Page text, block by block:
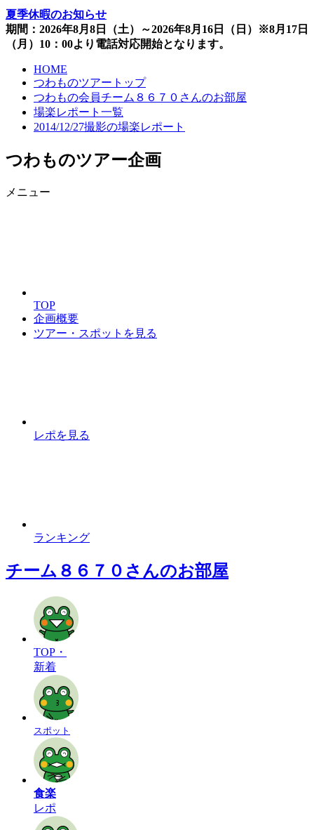
夏季休暇のお知らせ
期間：2026年8月8日（土）～2026年8月16日（日）※8月17日
（月）10：00より電話対応開始となります。
HOME
つわものツアートップ
つわもの会員チーム８６７０さんのお部屋
場楽レポート一覧
2014/12/27撮影の場楽レポート
つわものツアー企画
メニュー
TOP
企画概要
ツアー・スポットを見る
レポを見る
ランキング
チーム８６７０さんのお部屋
TOP・
新着
スポット
食楽
レポ